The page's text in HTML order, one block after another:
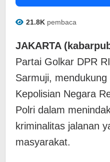
21.8K pembaca
JAKARTA
Partai Golkar DPR
Sarmuji,
Kepolisian Negara
Polri dalam
kriminalitas jalanan
masyarakat.